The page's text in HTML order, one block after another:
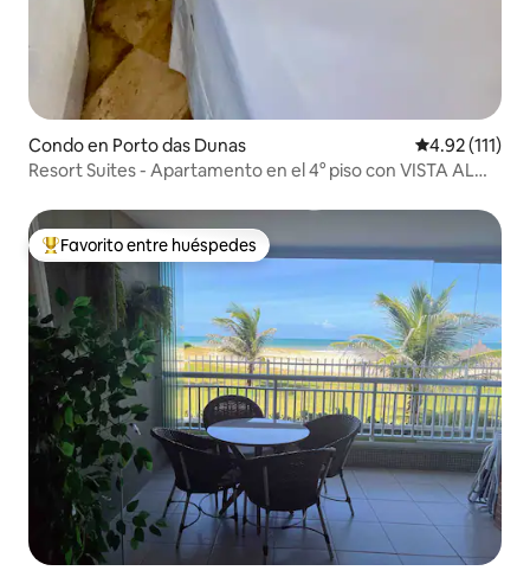
Condo en Porto das Dunas Calificación
4.92 (111)
Resort Suites - Apartamento en el 4° piso con VISTA AL
Favorito entre huéspedes preferido
Favorito entre huéspedes